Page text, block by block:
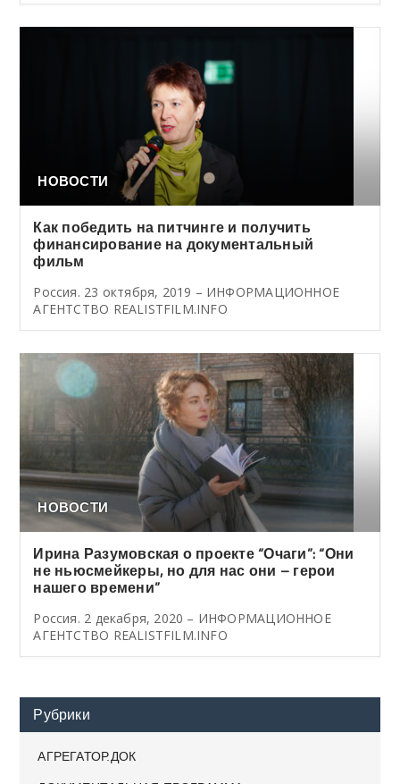
НОВОСТИ
Как победить на питчинге и получить
финансирование на документальный
фильм
Россия. 23 октября, 2019 – ИНФОРМАЦИОННОЕ
АГЕНТСТВО REALISTFILM.INFO
НОВОСТИ
Ирина Разумовская о проекте “Очаги”: “Они
не ньюсмейкеры, но для нас они – герои
нашего времени”
Россия. 2 декабря, 2020 – ИНФОРМАЦИОННОЕ
АГЕНТСТВО REALISTFILM.INFO
Рубрики
АГРЕГАТОР.ДОК